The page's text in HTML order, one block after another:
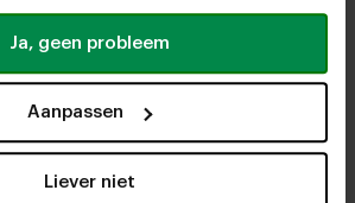
Ja, geen probleem
Aanpassen
Liever niet